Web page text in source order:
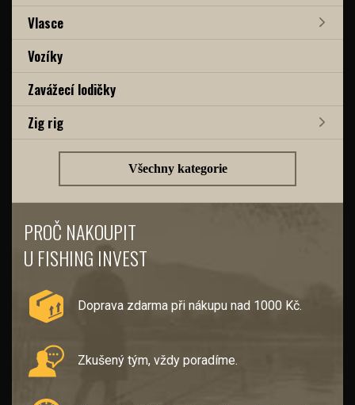
Vlasce
Vozíky
Zavážecí lodičky
Zig rig
Všechny kategorie
PROČ NAKOUPIT
U FISHING INVEST
Doprava zdarma při nákupu nad 1000 Kč.
Zkušený tým, vždy poradíme.